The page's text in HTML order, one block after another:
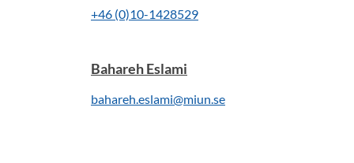
+46 (0)10-1428529
Bahareh Eslami
bahareh.eslami@miun.se